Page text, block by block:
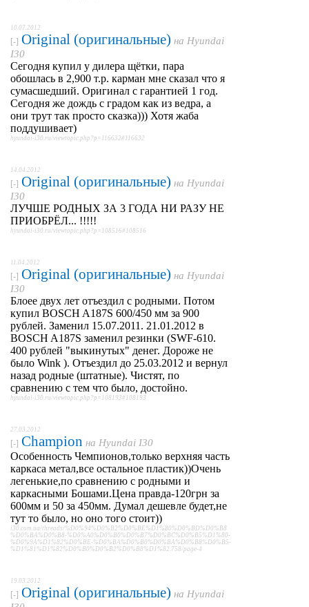
10.07.2012
[-] Original (оригинальные) на Hyundai
I30
Сегодня купил у дилера щётки, пара
обошлась в 2,900 т.р. карман мне сказал что я
сумасшедший. Оригинал с гарантией 1 год.
Сегодня же дождь с градом как из ведра, а
они трут так просто сказка))) Хотя жаба
поддушивает)
hyundai-i30.ru/viewtopic.php?p=116632#116632
14.04.2012
[-] Original (оригинальные) на Hyundai
I30
ЛУЧШЕ РОДНЫХ ЗА 3 ГОДА НИ РАЗУ НЕ
ПРИОБРЁЛ... !!!!!
hyundai-i30.ru/viewtopic.php?p=108516#108516
11.04.2012
[-] Original (оригинальные) на Hyundai
I30
Блоее двух лет отъездил с родными. Потом
купил BOSCH A187S 600/450 мм за 900
рублей. Заменил 15.07.2011. 21.01.2012 в
BOSCH A187S заменил резинки (SWF-610.
400 рублей "выкинутых" денег. Дороже не
было Wink ). Отъездил до 25.03.2012 и вернул
назад родные (штатные). Чистят, по
сравнению с тем что было, достойно.
hyundai-i30.ru/viewtopic.php?p=108193#108193
27.03.2012
[-] Champion на Hyundai I30
Особенность Чемпионов,только верхняя часть
каркаса метал,все остальное пластик))Очень
легенькие,по сравнению с родными и
каркасными Бошами.Цена правда-120грн за
600мм и 50 за 450мм. Думал дешевле будет,не
тут то было, но оно того стоит))
i30.com.ua/threads/%D0%94%D0%B2%D0%BE%D1%80%D0%BD%D0%B8
%D0%BA%D0%B8-%D0%A0%D0%B0%D0%B7%D0%BC%D0%B5%D1%80-
%D0%9A%D1%82%D0%BE-%D0%BA%D0%B0%D0%BA%D0%B8%D0%B5-
%D1%81%D1%82%D0%B0%D0%B2%D0%B8%D1%82.758/page-4
19.03.2012
[-] Original (оригинальные) на Hyundai